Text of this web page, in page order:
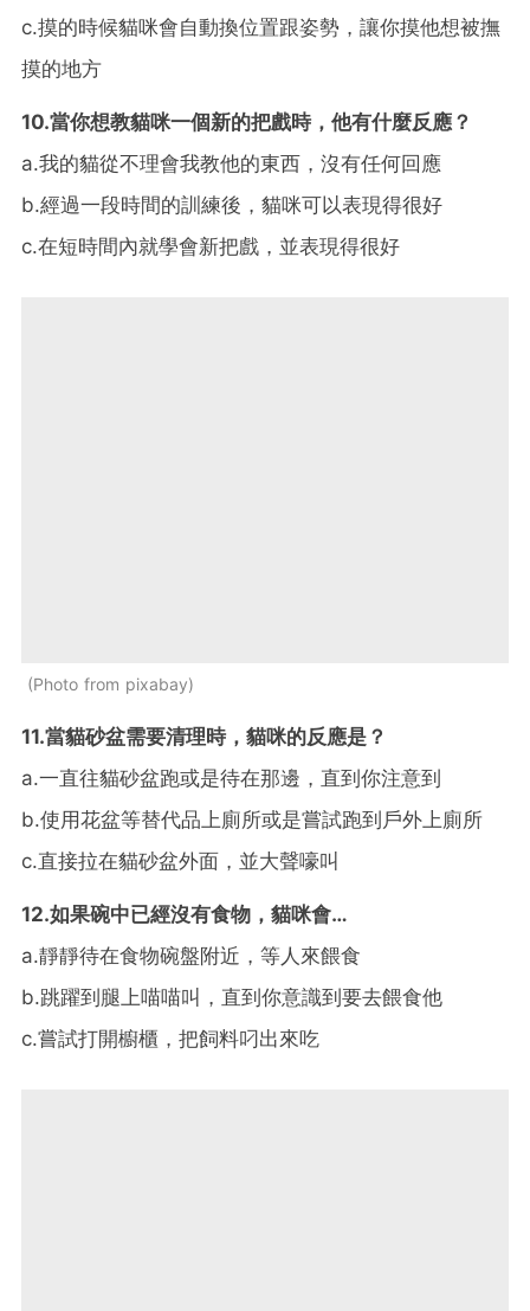
c.摸的時候貓咪會自動換位置跟姿勢，讓你摸他想被撫
摸的地方
10.當你想教貓咪一個新的把戲時，他有什麼反應？
a.我的貓從不理會我教他的東西，沒有任何回應
b.經過一段時間的訓練後，貓咪可以表現得很好
c.在短時間內就學會新把戲，並表現得很好
Photo from pixabay
11.當貓砂盆需要清理時，貓咪的反應是？
a.一直往貓砂盆跑或是待在那邊，直到你注意到
b.使用花盆等替代品上廁所或是嘗試跑到戶外上廁所
c.直接拉在貓砂盆外面，並大聲嚎叫
12.如果碗中已經沒有食物，貓咪會…
a.靜靜待在食物碗盤附近，等人來餵食
b.跳躍到腿上喵喵叫，直到你意識到要去餵食他
c.嘗試打開櫥櫃，把飼料叼出來吃